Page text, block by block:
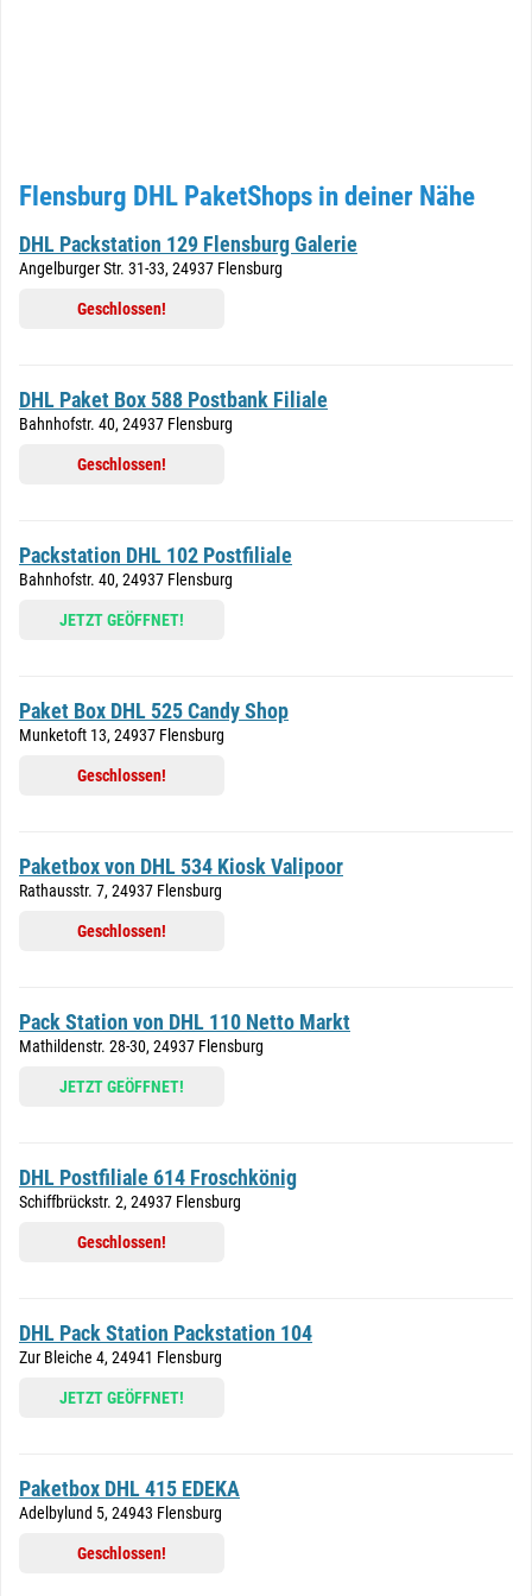
Flensburg DHL PaketShops in deiner Nähe
DHL Packstation 129 Flensburg Galerie
Angelburger Str. 31-33, 24937 Flensburg
Geschlossen!
DHL Paket Box 588 Postbank Filiale
Bahnhofstr. 40, 24937 Flensburg
Geschlossen!
Packstation DHL 102 Postfiliale
Bahnhofstr. 40, 24937 Flensburg
JETZT GEÖFFNET!
Paket Box DHL 525 Candy Shop
Munketoft 13, 24937 Flensburg
Geschlossen!
Paketbox von DHL 534 Kiosk Valipoor
Rathausstr. 7, 24937 Flensburg
Geschlossen!
Pack Station von DHL 110 Netto Markt
Mathildenstr. 28-30, 24937 Flensburg
JETZT GEÖFFNET!
DHL Postfiliale 614 Froschkönig
Schiffbrückstr. 2, 24937 Flensburg
Geschlossen!
DHL Pack Station Packstation 104
Zur Bleiche 4, 24941 Flensburg
JETZT GEÖFFNET!
Paketbox DHL 415 EDEKA
Adelbylund 5, 24943 Flensburg
Geschlossen!